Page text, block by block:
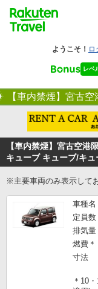
【車内禁煙】宮古
【車内禁煙】宮古空
キューブ キューブ/キ
※主要車両のみ表示して
車種名
定員数
排気量
燃費＊
寸法
＊10